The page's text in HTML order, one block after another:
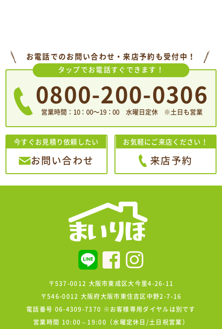
お電話でのお問い合わせ・来店予約も受付中！
タップでお電話すぐできます！
0800-200-0306
営業時間：10：00〜19：00 水曜日定休 ※土日も営業
今すぐお見積り依頼したい
お問い合わせ
お気軽にご来店ください！
来店予約
〒537-0012 大阪市東成区大今里4-26-11
〒546-0012 大阪府大阪市東住吉区中野2-7-16
電話番号 06-4309-7370 ※お客様専用ダイヤルは別です
営業時間 10:00～19:00（水曜定休日/土日祝営業）